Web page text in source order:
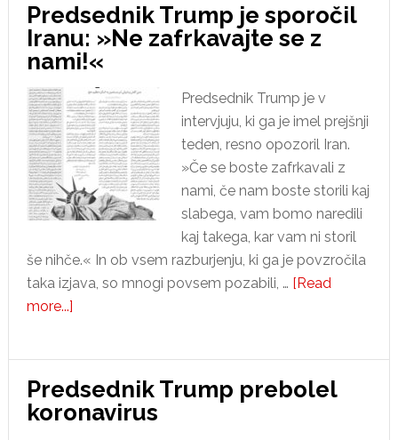
z
ameriškimi
Predsednik Trump je sporočil
Iranu: »Ne zafrkavajte se z
nami!«
Predsednik Trump je v
intervjuju, ki ga je imel prejšnji
teden, resno opozoril Iran.
»Če se boste zafrkavali z
nami, če nam boste storili kaj
slabega, vam bomo naredili
kaj takega, kar vam ni storil
še nihče.« In ob vsem razburjenju, ki ga je povzročila
taka izjava, so mnogi povsem pozabili, … [Read
more...]about
sporočil
Iranu:
Predsednik Trump prebolel
koronavirus